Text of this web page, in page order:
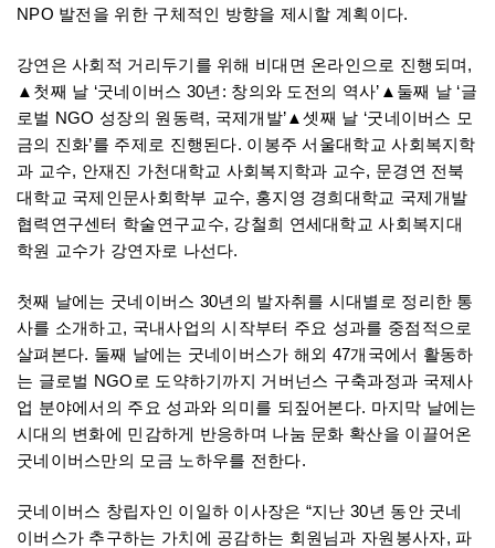
NPO 발전을 위한 구체적인 방향을 제시할 계획이다.
강연은 사회적 거리두기를 위해 비대면 온라인으로 진행되며,
▲첫째 날 ‘굿네이버스 30년: 창의와 도전의 역사’▲둘째 날 ‘글
로벌 NGO 성장의 원동력, 국제개발’▲셋째 날 ‘굿네이버스 모
금의 진화’를 주제로 진행된다. 이봉주 서울대학교 사회복지학
과 교수, 안재진 가천대학교 사회복지학과 교수, 문경연 전북
대학교 국제인문사회학부 교수, 홍지영 경희대학교 국제개발
협력연구센터 학술연구교수, 강철희 연세대학교 사회복지대
학원 교수가 강연자로 나선다.
첫째 날에는 굿네이버스 30년의 발자취를 시대별로 정리한 통
사를 소개하고, 국내사업의 시작부터 주요 성과를 중점적으로
살펴본다. 둘째 날에는 굿네이버스가 해외 47개국에서 활동하
는 글로벌 NGO로 도약하기까지 거버넌스 구축과정과 국제사
업 분야에서의 주요 성과와 의미를 되짚어본다. 마지막 날에는
시대의 변화에 민감하게 반응하며 나눔 문화 확산을 이끌어온
굿네이버스만의 모금 노하우를 전한다.
굿네이버스 창립자인 이일하 이사장은 “지난 30년 동안 굿네
이버스가 추구하는 가치에 공감하는 회원님과 자원봉사자, 파